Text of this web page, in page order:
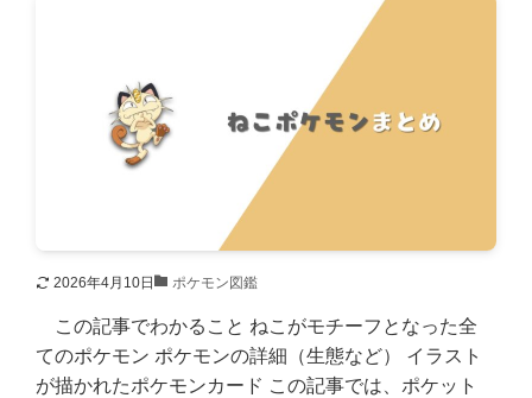
2026年4月10日 ポケモン図鑑
この記事でわかること ねこがモチーフとなった全
てのポケモン ポケモンの詳細（生態など） イラスト
が描かれたポケモンカード この記事では、ポケット